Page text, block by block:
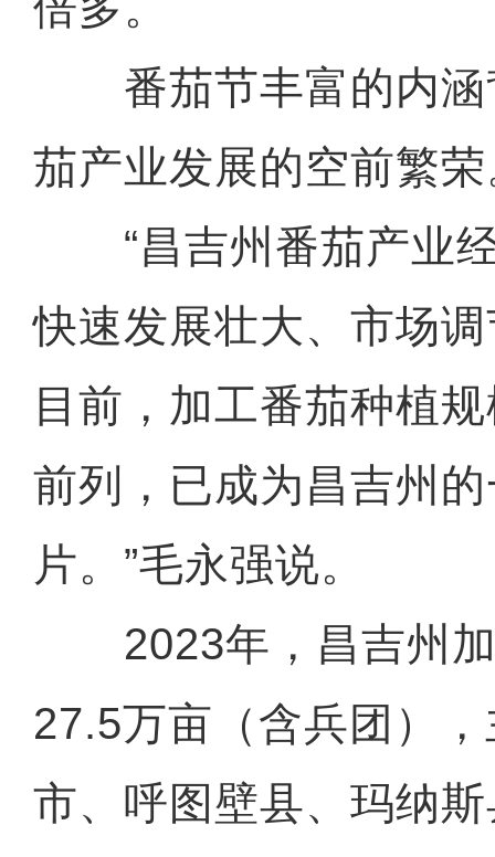
番茄节丰富的内涵
茄产业发展的空前繁
“昌吉州番茄产业经
快速发展壮大、市场
目前，加工番茄种植
前列，已成为昌吉州
片。”毛永强说。
2023年，昌吉州加
27.5万亩（含兵团）
市、呼图壁县、玛纳